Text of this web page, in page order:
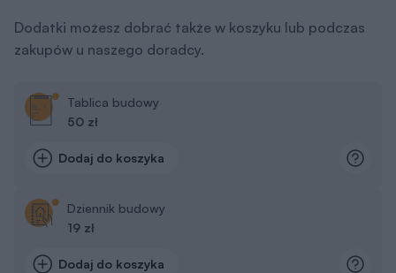
Dodatki możesz dobrać także w koszyku lub podczas
zakupów u naszego doradcy.
Tablica budowy
50 zł
Dodaj do koszyka
Dziennik budowy
19 zł
Dodaj do koszyka